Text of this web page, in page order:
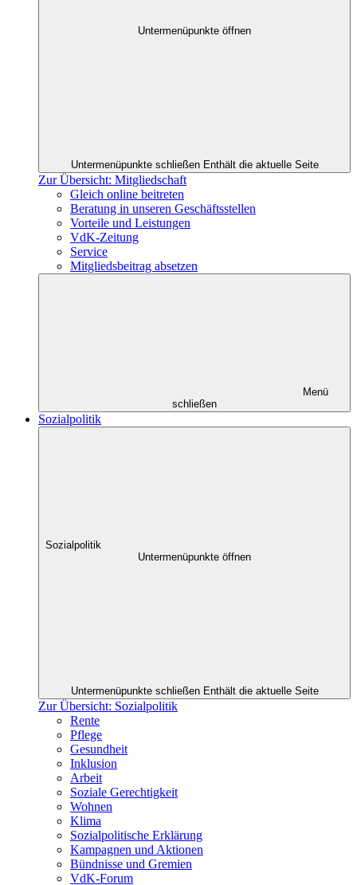
Untermenüpunkte öffnen
Untermenüpunkte schließen Enthält die aktuelle Seite
Zur Übersicht: Mitgliedschaft
Gleich online beitreten
Beratung in unseren Geschäftsstellen
Vorteile und Leistungen
VdK-Zeitung
Service
Mitgliedsbeitrag absetzen
Menü
schließen
Sozialpolitik
Sozialpolitik
Untermenüpunkte öffnen
Untermenüpunkte schließen Enthält die aktuelle Seite
Zur Übersicht: Sozialpolitik
Rente
Pflege
Gesundheit
Inklusion
Arbeit
Soziale Gerechtigkeit
Wohnen
Klima
Sozialpolitische Erklärung
Kampagnen und Aktionen
Bündnisse und Gremien
VdK-Forum